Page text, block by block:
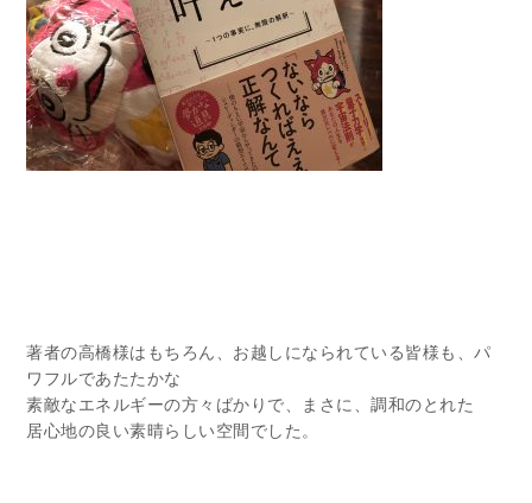
著者の高橋様はもちろん、お越しになられている皆様も、パ
ワフルであたたかな
素敵なエネルギーの方々ばかりで、まさに、調和のとれた
居心地の良い素晴らしい空間でした。